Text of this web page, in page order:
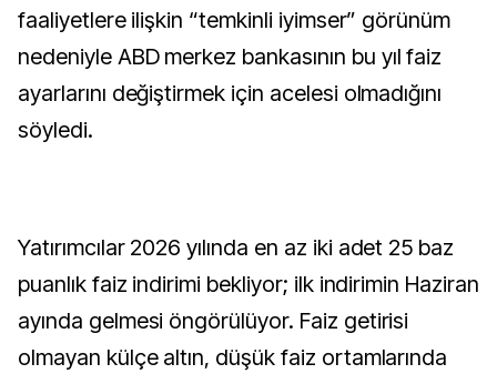
faaliyetlere ilişkin “temkinli iyimser” görünüm
nedeniyle ABD merkez bankasının bu yıl faiz
ayarlarını değiştirmek için acelesi olmadığını
söyledi.
Yatırımcılar 2026 yılında en az iki adet 25 baz
puanlık faiz indirimi bekliyor; ilk indirimin Haziran
ayında gelmesi öngörülüyor. Faiz getirisi
olmayan külçe altın, düşük faiz ortamlarında